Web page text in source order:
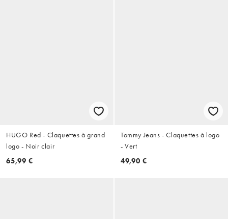
HUGO Red - Claquettes à grand
logo - Noir clair
65,99 €
Tommy Jeans - Claquettes à logo
- Vert
49,90 €